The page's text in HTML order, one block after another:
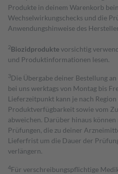
Produkte in deinem Warenkorb
Wechselwirkungschecks und die
Anwendungshinweise des
2Biozidproduktevorsichtig
und Produktinformationen lesen.
3Die Übergabe deiner Bestellung
bei uns werktags von Montag bis
Lieferzeitpunkt kann je nach
Produktverfügbarkeit sowie vom
abweichen. Darüber hinaus
Prüfungen, die zu deiner
Lieferfrist um die Dauer der
verlängern.
4Für verschreibungspflichtige